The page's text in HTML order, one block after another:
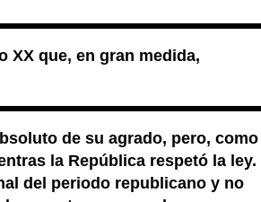
XX que, en gran medida,
de su agrado, pero, como
la República respetó la ley.
del periodo republicano y no